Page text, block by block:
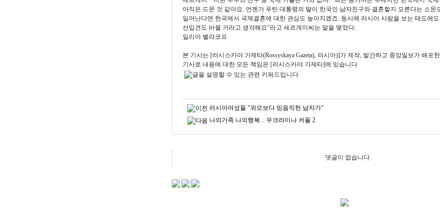
아직은 드문 것 같아요. 언젠가 푸틴 대통령의 딸이 한국인 남자친구와 결혼할지 모른다는 소문
일어난다면 한국에서 국제결혼에 대한 관심도 높아지겠죠. 동시에 러시아 사람을 보는 태도에
선입견도 바뀔 거라고 생각해요”라고 세르게이씨는 말을 맺었다.
일리아 벨랴코프
본 기사는 [러시스카야 가제타(Rossyskaya Gazeta), 러시아)]가 제작, 발간하고 중앙일보가 배포
기사로 내용에 대한 모든 책임은 [러시스카야 가제타]에 있습니다
러시아여성들 "외모보다 믿음직한 남자가"
나의가족 나의행복 .. 우크라이나 커플 2
댓글이 없습니다.